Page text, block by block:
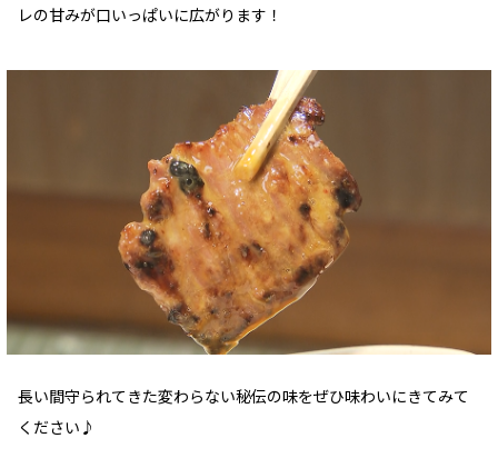
レの甘みが口いっぱいに広がります！
長い間守られてきた変わらない秘伝の味をぜひ味わいにきてみて
ください♪